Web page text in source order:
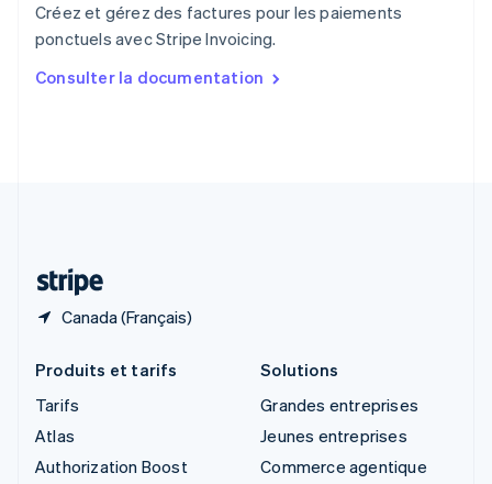
Créez et gérez des factures pour les paiements
ponctuels avec Stripe Invoicing.
Consulter la documentation
Canada (Français)
Singapour
English 简体中文
English
Produits et tarifs
Tarifs
Atlas
Authorization Boost
Solutions
Grandes entreprises
Jeunes entreprises
Commerce agentique